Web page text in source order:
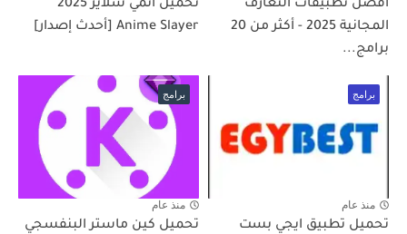
أفضل تطبيقات التعارف
المجانية 2025 - أكثر من 20
برامج...
تحميل انمي سلاير 2025
Anime Slayer [أحدث إصدار]
برامج
منذ عام
تحميل تطبيق ايجي بست
برامج
منذ عام
تحميل كين ماستر البنفسجي